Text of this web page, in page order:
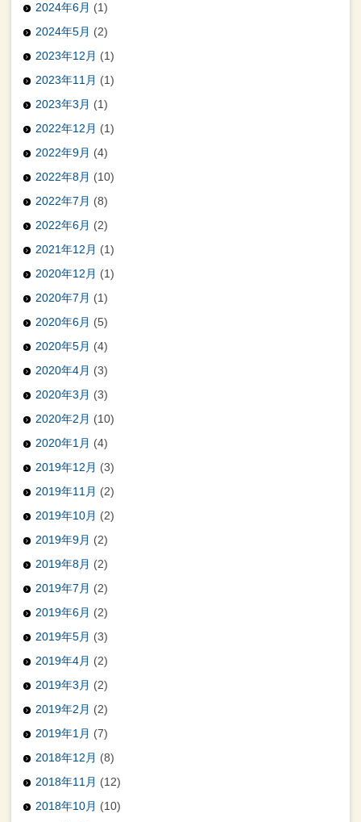
2024年6月 (1)
2024年5月 (2)
2023年12月 (1)
2023年11月 (1)
2023年3月 (1)
2022年12月 (1)
2022年9月 (4)
2022年8月 (10)
2022年7月 (8)
2022年6月 (2)
2021年12月 (1)
2020年12月 (1)
2020年7月 (1)
2020年6月 (5)
2020年5月 (4)
2020年4月 (3)
2020年3月 (3)
2020年2月 (10)
2020年1月 (4)
2019年12月 (3)
2019年11月 (2)
2019年10月 (2)
2019年9月 (2)
2019年8月 (2)
2019年7月 (2)
2019年6月 (2)
2019年5月 (3)
2019年4月 (2)
2019年3月 (2)
2019年2月 (2)
2019年1月 (7)
2018年12月 (8)
2018年11月 (12)
2018年10月 (10)